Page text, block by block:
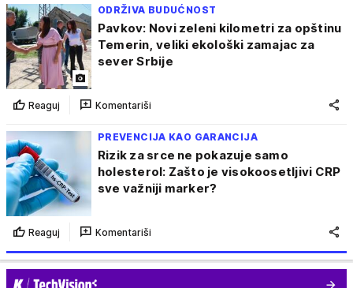
ODRŽIVA BUDUĆNOST
Pavkov: Novi zeleni kilometri za opštinu
Temerin, veliki ekološki zamajac za
sever Srbije
Reaguj Komentariši
PREVENCIJA KAO GARANCIJA
Rizik za srce ne pokazuje samo
holesterol: Zašto je visokoosetljivi CRP
sve važniji marker?
Reaguj Komentariši